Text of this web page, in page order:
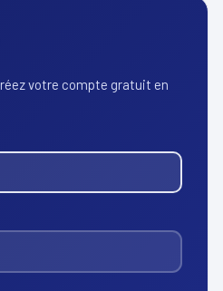
votre compte gratuit en